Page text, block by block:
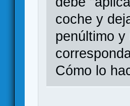
coche y
penúltimo
Cómo lo